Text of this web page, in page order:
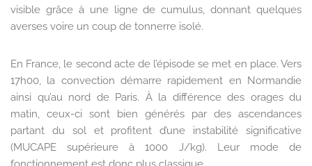
visible grâce à une ligne de cumulus, donnant quelques
averses voire un coup de tonnerre isolé.
En France, le second acte de l’épisode se met en place. Vers
17h00, la convection démarre rapidement en Normandie
ainsi qu’au nord de Paris. À la différence des orages du
matin, ceux-ci sont bien générés par des ascendances
partant du sol et profitent d’une instabilité significative
(MUCAPE supérieure à 1000 J/kg). Leur mode de